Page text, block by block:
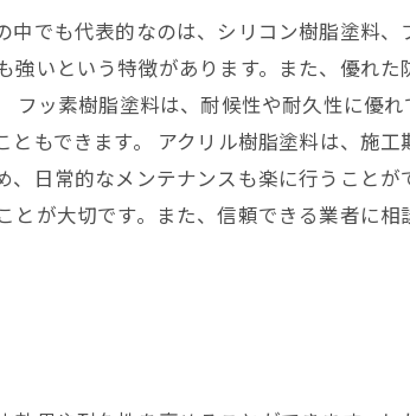
でも代表的なのは、シリコン樹脂塗料
いという特徴があります。また、優れた
フッ素樹脂塗料は、耐候性や耐久性に優
もできます。 アクリル樹脂塗料は、施
日常的なメンテナンスも楽に行うこと
が大切です。また、信頼できる業者に